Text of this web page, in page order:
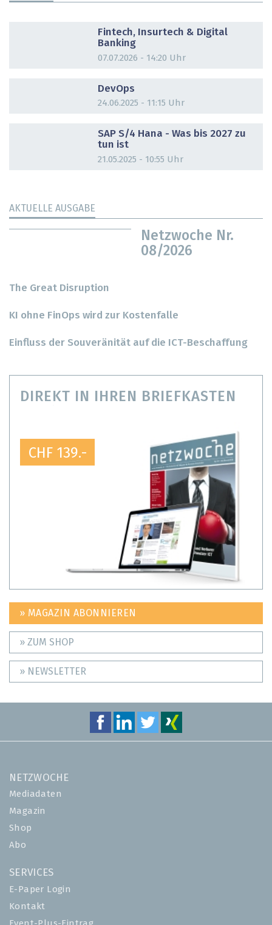
Fintech, Insurtech & Digital
Banking
07.07.2026 - 14:20 Uhr
DevOps
24.06.2025 - 11:15 Uhr
SAP S/4 Hana - Was bis 2027 zu
tun ist
21.05.2025 - 10:55 Uhr
AKTUELLE AUSGABE
Netzwoche Nr.
08/2026
The Great Disruption
KI ohne FinOps wird zur Kostenfalle
Einfluss der Souveränität auf die ICT-Beschaffung
DIREKT IN IHREN BRIEFKASTEN
CHF 139.-
» MAGAZIN ABONNIEREN
» ZUM SHOP
» NEWSLETTER
NETZWOCHE
Mediadaten
Magazin
Shop
Abo
SERVICES
E-Paper Login
Kontakt